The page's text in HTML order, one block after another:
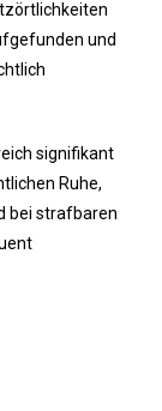
und
signifikant
Ruhe,
bei strafbaren